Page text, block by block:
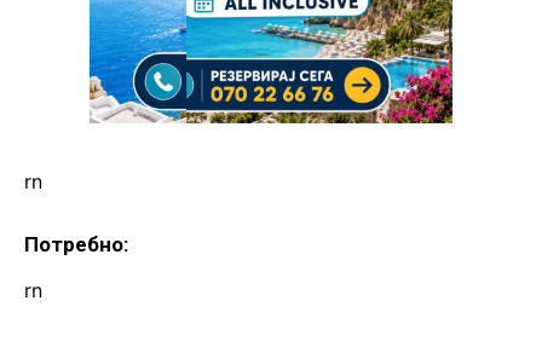
rn
Потребно:
rn